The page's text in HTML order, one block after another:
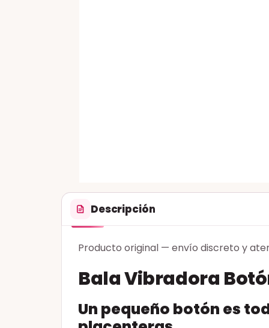
Descripción
Producto original — envío discreto y
Bala Vibradora
Un pequeño botón es